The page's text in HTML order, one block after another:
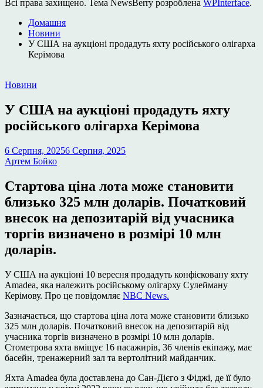
Всі права захищено. Тема NewsBerry розроблена WPInterface.
Домашня
Новини
У США на аукціоні продадуть яхту російського олігарха
Керімова
Опублікувати
Новини
У США на аукціоні продадуть яхту
російського олігарха Керімова
6 Серпня, 20256 Серпня, 2025
Артем Бойко
Стартова ціна лота може становити
близько 325 млн доларів. Початковий
внесок на депозитарій від учасника
торгів визначено в розмірі 10 млн
доларів.
У США на аукціоні 10 вересня продадуть конфісковану яхту
Amadea, яка належить російському олігарху Сулейману
Керімову. Про це повідомляє NBC News.
Зазначається, що стартова ціна лота може становити близько
325 млн доларів. Початковий внесок на депозитарій від
учасника торгів визначено в розмірі 10 млн доларів.
Стометрова яхта вміщує 16 пасажирів, 36 членів екіпажу, має
басейн, тренажерний зал та вертолітний майданчик.
Яхта Amadea була доставлена до Сан-Дієго з Фіджі, де її було